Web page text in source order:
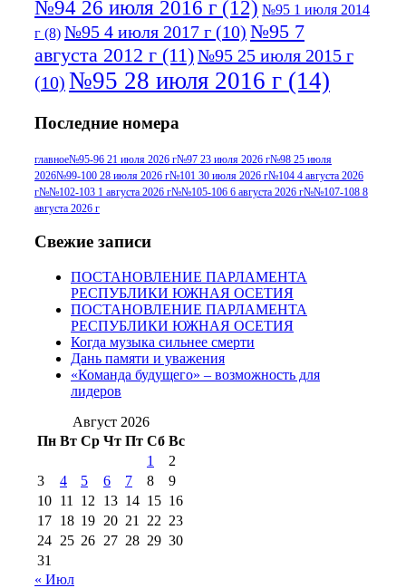
№94 26 июля 2016 г (12) №95 1 июля 2014
г (8) №95 4 июля 2017 г (10) №95 7
августа 2012 г (11)№95 25 июля 2015 г
(10) №95 28 июля 2016 г (14)
июля 2017 г(11)№96 9 августа 2012
г(13) №96 28 июля 2015 г(9) №96+97 3
июля 2014 г(10)№96+97 30 июля
2016 г(13)
июля 2017 г
2012 г(15)№97 30 июля 2015 г
(15)№98 1 августа 2015 г(10)№98 2
августа 2016 г(10)№98 5 июля 2014 г
№98 8 августа 2013 г(9) №98 14
августа 2012 г(14) №98+99 11 июля
2017 г(9)
2016 г(12) №99 8 июля 2014 г
августа 2012 г(11)
августа 2013 г
(12)
Последние номера
главное№95-96 21 июля 2026 г№97 23 июля 2026 г№98 25 июля
2026№99-100 28 июля 2026 г№101 30 июля 2026 г№104 4 августа 2026
г№№102-103 1 августа 2026 г№№105-106 6 августа 2026 г№№107-108 8
августа 2026 г
Свежие записи
ПОСТАНОВЛЕНИЕ ПАРЛАМЕНТА
РЕСПУБЛИКИ ЮЖНАЯ ОСЕТИЯ
ПОСТАНОВЛЕНИЕ ПАРЛАМЕНТА
РЕСПУБЛИКИ ЮЖНАЯ ОСЕТИЯ
Когда музыка сильнее смерти
Дань памяти и уважения
«Команда будущего» – возможность для
лидеров
Август 2026
Пн Вт Ср Чт Пт Сб Вс
1
2
3
4 5 6 7 8
9
10 11 12 13 14 15 16
17 18 19 20 21 22 23
24 25 26 27 28 29 30
31
« Июл